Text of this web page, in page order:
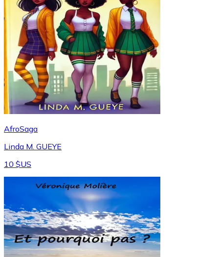
AfroSaga
Linda M. GUEYE
10 $US